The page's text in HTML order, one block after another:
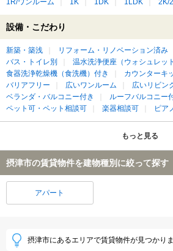
1R/ワンルーム 1K 1DK 1LDK 2K/
設備・こだわり
新築・築浅 リフォーム・リノベーション済み
バス・トイレ別
温水洗浄便座（ウォシュレッ
食器洗浄乾燥機（食洗機）付き
カウンターキ
バリアフリー
広いワンルーム
広いリビン
ベランダ・バルコニー付き
ルーフバルコニー
ペット可・ペット相談可
楽器相談可 ピア
もっと見る
摂津市の賃貸物件を建物種別に絞って探す
アパート
摂津市にあるエリアで賃貸物件が見つかりま